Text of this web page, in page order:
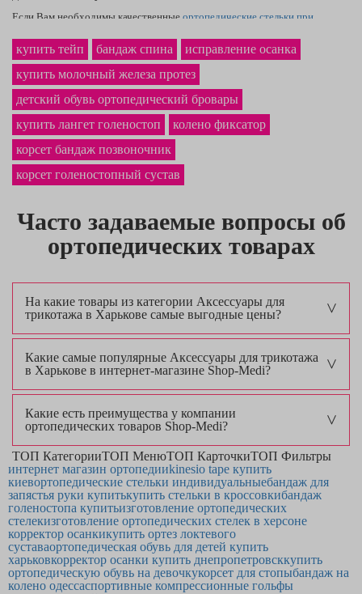
Если Вам необходимы качественные ортопедические стельки при
сайта охватывает товары, каккомпрессионные гетры — купить
заказав обратную связь. В нашем магазине ортопедических товаров
наиболее выгоднаястоимость протеза молочной железы
по Украине. Фирменный
компрессионный топ
которым Вы будете рады.
купить тейп бандаж спина
исправление осанка
купить молочный железа протез
детский обувь ортопедический бровары
купить лангет голеностоп
колено фиксатор
корсет бандаж позвоночник
корсет голеностопный сустав
Часто задаваемые вопросы об
ортопедических товарах
На какие товары из категории Аксессуары для
трикотажа в Харькове самые выгодные цены?
Какие самые популярные Аксессуары для трикотажа
в Харькове в интернет-магазине Shop-Medi?
Какие есть преимущества у компании
ортопедических товаров Shop-Medi?
ТОП КатегорииТОП МенюТОП КарточкиТОП Фильтры
интернет магазин ортопедииkinesio tape купить
киевортопедические стельки индивидуальныебандаж для
запястья руки купитькупить стельки в кроссовкибандаж
голеностопа купитьизготовление ортопедических
стелекизготовление ортопедических стелек в херсоне
корректор осанкикупить ортез локтевого
суставаортопедическая обувь для детей купить
харьковкорректор осанки купить днепропетровсккупить
ортопедическую обувь на девочкукорсет для стопыбандаж на
колено одессаспортивные компрессионные гольфы